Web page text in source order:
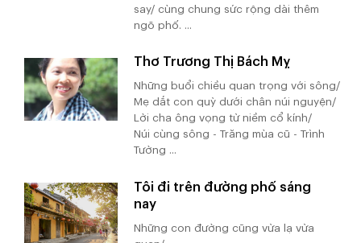
say/ cùng chung sức rộng dài thêm
ngõ phố. ...
Thơ Trương Thị Bách Mỵ
Những buổi chiều quan trọng với sông/
Mẹ dắt con quỳ dưới chân núi nguyện/
Lời cha ông vọng từ niềm cổ kính/
Núi cùng sông - Trăng mùa cũ - Trình
Tường ...
Tôi đi trên đường phố sáng
nay
Những con đường cũng vừa lạ vừa